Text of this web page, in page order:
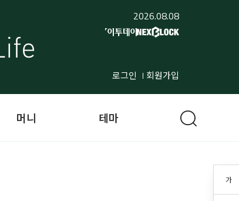
2026.08.08
로그인 회원가입
가
머니 테마